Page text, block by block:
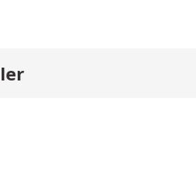
veya görüntülenemiyor.